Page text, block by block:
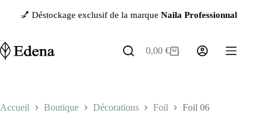
Déstockage exclusif de la marqueNaila Professionnal— jusqu’à
Panier
0,00€
Accueil Boutique Décorations Foil Foil 06